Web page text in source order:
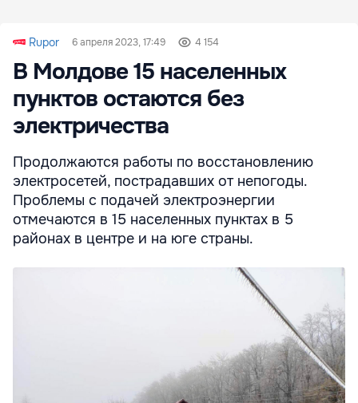
Rupor 6 апреля 2023, 17:49 4 154
В Молдове 15 населенных
пунктов остаются без
электричества
Продолжаются работы по восстановлению
электросетей, пострадавших от непогоды.
Проблемы с подачей электроэнергии
отмечаются в 15 населенных пунктах в 5
районах в центре и на юге страны.